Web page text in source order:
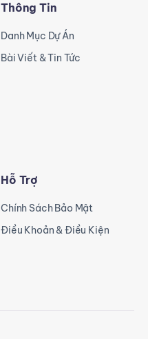
Thông Tin
Danh Mục Dự Án
Bài Viết & Tin Tức
Hỗ Trợ
Chính Sách Bảo Mật
Điều Khoản & Điều Kiện